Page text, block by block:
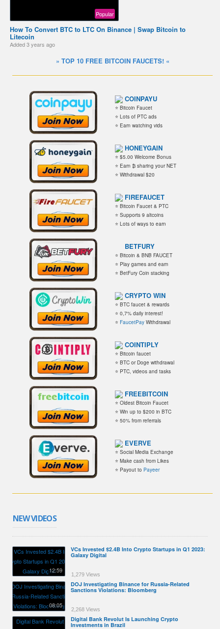
Popular
How To Convert BTC to LTC On Binance | Swap Bitcoin to
Litecoin
Added3 years ago
» TOP 10 FREE BITCOIN FAUCETS! «
COINPAYU
⭐ Bitcoin Faucet
⭐ Lots of PTC ads
⭐ Earn watching vids
HONEYGAIN
⭐ $5.00 Welcome Bonus
⭐ Earn ₿ sharing your NET
⭐ Withdrawal $20
FIREFAUCET
⭐ Bitcoin Faucet & PTC
⭐ Supports 9 altcoins
⭐ Lots of ways to earn
BETFURY
⭐ Bitcoin & BNB FAUCET
⭐ Play games and earn
⭐ BetFury Coin stacking
CRYPTO WIN
⭐ BTC faucet & rewards
⭐ 0,7% daily interest!
⭐ FaucetPay Withdrawal
COINTIPLY
⭐ Bitcoin faucet
⭐ BTC or Doge withdrawal
⭐ PTC, videos and tasks
FREEBITCOIN
⭐ Oldest Bitcoin Faucet
⭐ Win up to $200 in BTC
⭐ 50% from referrals
EVERVE
⭐ Social Media Exchange
⭐ Make cash from Likes
⭐ Payout to Payeer
NEW VIDEOS
12:59
VCs Invested $2.4B Into Crypto Startups in Q1 2023:
Galaxy Digital
1,279 Views
08:05
DOJ Investigating Binance for Russia-Related
Sanctions Violations: Bloomberg
2,268 Views
Digital Bank Revolut Is Launching Crypto
Investments in Brazil